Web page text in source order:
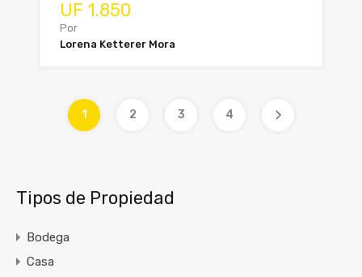
UF 1.850
Por
Lorena Ketterer Mora
1 2 3 4
Tipos de Propiedad
Bodega
Casa